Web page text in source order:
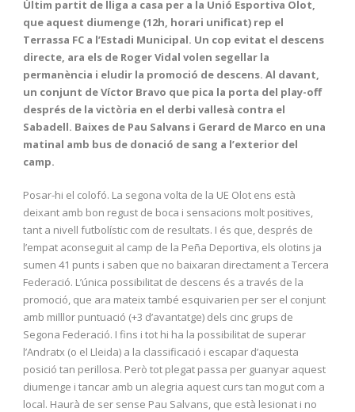
Últim partit de lliga a casa per a la Unió Esportiva Olot,
que aquest diumenge (12h, horari unificat) rep el
Terrassa FC a l’Estadi Municipal. Un cop evitat el descens
directe, ara els de Roger Vidal volen segellar la
permanència i eludir la promoció de descens. Al davant,
un conjunt de Víctor Bravo que pica la porta del play-off
després de la victòria en el derbi vallesà contra el
Sabadell. Baixes de Pau Salvans i Gerard de Marco en una
matinal amb bus de donació de sang a l’exterior del
camp.
Posar-hi el colofó. La segona volta de la UE Olot ens està
deixant amb bon regust de boca i sensacions molt positives,
tant a nivell futbolístic com de resultats. I és que, després de
l’empat aconseguit al camp de la Peña Deportiva, els olotins ja
sumen 41 punts i saben que no baixaran directament a Tercera
Federació. L’única possibilitat de descens és a través de la
promoció, que ara mateix també esquivarien per ser el conjunt
amb milllor puntuació (+3 d’avantatge) dels cinc grups de
Segona Federació. I fins i tot hi ha la possibilitat de superar
l’Andratx (o el Lleida) a la classificació i escapar d’aquesta
posició tan perillosa. Però tot plegat passa per guanyar aquest
diumenge i tancar amb un alegria aquest curs tan mogut com a
local. Haurà de ser sense Pau Salvans, que està lesionat i no